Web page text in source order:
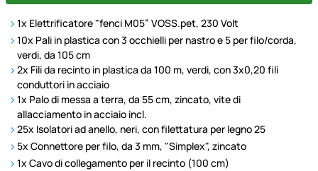
1x Elettrificatore "fenci M05” VOSS.pet, 230 Volt
10x Pali in plastica con 3 occhielli per nastro e 5 per filo/corda,
verdi, da 105 cm
2x Fili da recinto in plastica da 100 m, verdi, con 3x0,20 fili
conduttori in acciaio
1x Palo di messa a terra, da 55 cm, zincato, vite di
allacciamento in acciaio incl.
25x Isolatori ad anello, neri, con filettatura per legno 25
5x Connettore per filo, da 3 mm, "Simplex", zincato
1x Cavo di collegamento per il recinto (100 cm)